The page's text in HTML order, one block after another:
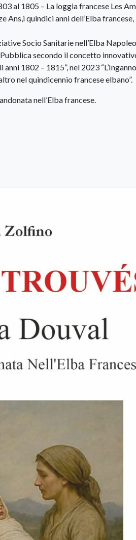
al 1805 – La loggia francese Les
Ans,i quindici anni dell’Elba
Socio Sanitarie nell’Elba
secondo il concetto
1802 – 1815”, nel 2023
nel quindicennio francese elbano”.
nell’Elba francese.